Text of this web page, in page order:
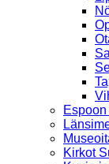
Kirkot